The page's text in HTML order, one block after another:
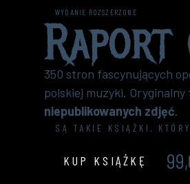
WYDANIE ROZSZERZONE
350 stron fascynujących
polskiej muzyki.
niepublikowanych zdjęć.
SĄ TAKIE KSIĄŻKI,
KUP KSIĄŻKĘ